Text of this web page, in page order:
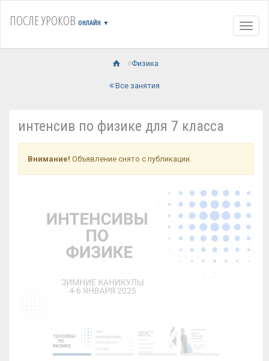
ПОСЛЕ УРОКОВ ОНЛАЙН ▼
Физика
Все занятия
интенсив по физике для 7 класса
Внимание! Объявление снято с публикации.